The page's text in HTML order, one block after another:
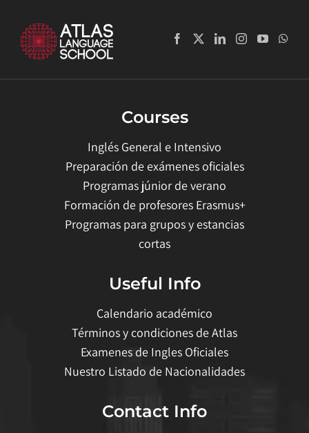
Courses
Inglés General e Intensivo
Preparación de exámenes oficiales
Programas júnior de verano
Formación de profesores Erasmus+
Programas para grupos y estancias
cortas
Useful Info
Calendario académico
Términos y condiciones de Atlas
Examenes de Ingles Oficiales
Nuestro Listado de Nacionalidades
Contact Info